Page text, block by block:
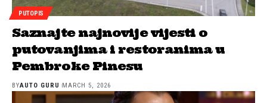
PUTOPIS
Saznajte najnovije vijesti o
putovanjima i restoranima u
Pembroke Pinesu
BYAUTO GURU MARCH 5, 2026